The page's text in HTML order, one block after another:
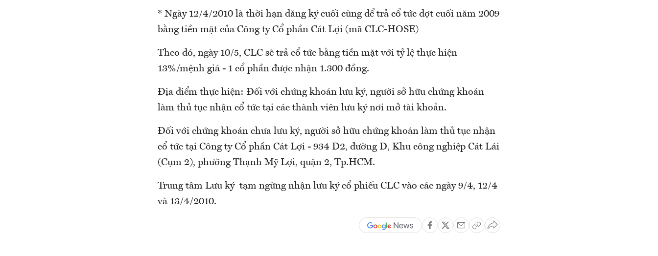
* Ngày 12/4/2010 là thời hạn đăng ký cuối cùng để trả cổ tức đợt cuối năm 2009
bằng tiền mặt của Công ty Cổ phần Cát Lợi (mã CLC-HOSE)
Theo đó, ngày 10/5, CLC sẽ trả cổ tức bằng tiền mặt với tỷ lệ thực hiện
13%/mệnh giá - 1 cổ phần được nhận 1.300 đồng.
Địa điểm thực hiện: Đối với chứng khoán lưu ký, người sở hữu chứng khoán
làm thủ tục nhận cổ tức tại các thành viên lưu ký nơi mở tài khoản.
Đối với chứng khoán chưa lưu ký, người sở hữu chứng khoán làm thủ tục nhận
cổ tức tại Công ty Cổ phần Cát Lợi - 934 D2, đường D, Khu công nghiệp Cát Lái
(Cụm 2), phường Thạnh Mỹ Lợi, quận 2, Tp.HCM.
Trung tâm Lưu ký tạm ngừng nhận lưu ký cổ phiếu CLC vào các ngày 9/4, 12/4
và 13/4/2010.